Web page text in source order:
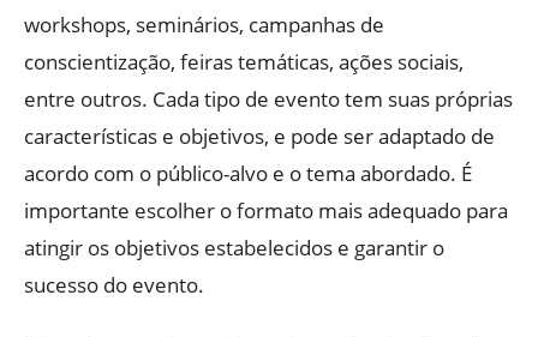
workshops, seminários, campanhas de
conscientização, feiras temáticas, ações sociais,
entre outros. Cada tipo de evento tem suas próprias
características e objetivos, e pode ser adaptado de
acordo com o público-alvo e o tema abordado. É
importante escolher o formato mais adequado para
atingir os objetivos estabelecidos e garantir o
sucesso do evento.